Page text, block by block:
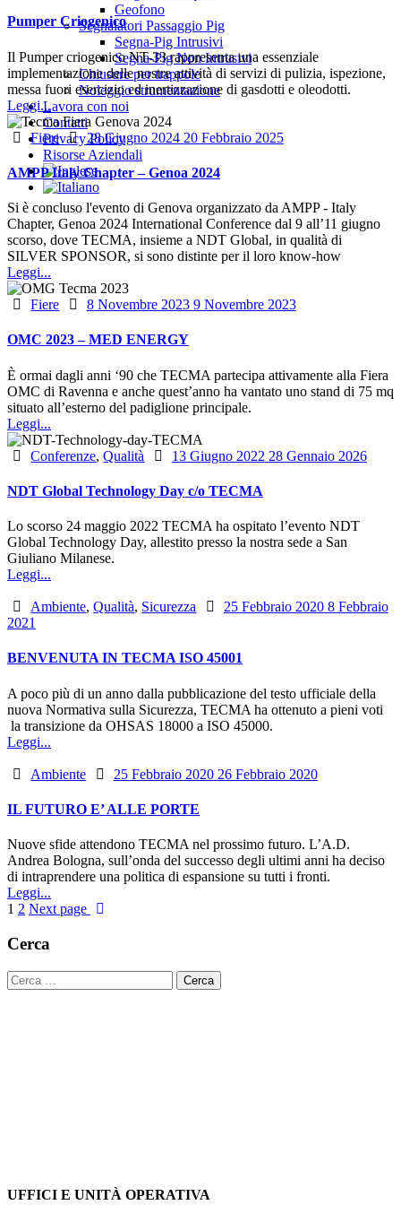
Geofono
Segnalatori Passaggio Pig
Segna-Pig Intrusivi
Segna-Pig Non Intrusivi
Chiusure per trappole
Noleggio strumentazione
Lavora con noi
Contatti
Privacy Policy
Risorse Aziendali
Pumper Criogenico
Il Pumper criogenico NT-33 rappresenta una essenziale
implementazione delle nostre attività di servizi di pulizia, ispezione,
messa fuori esercizio ed inertizzazione di gasdotti e oleodotti.
Leggi...
Categories
Fiere
Posted
on
28 Giugno 2024 20 Febbraio 2025
AMPP Italy Chapter – Genoa 2024
Si è concluso l'evento di Genova organizzato da AMPP - Italy
Chapter, Genoa 2024 International Conference dal 9 all’11 giugno
scorso, dove TECMA, insieme a NDT Global, in qualità di
SILVER SPONSOR, si sono distinte per il loro know-how
Leggi...
Categories
Fiere
Posted
8 Novembre 2023 9 Novembre 2023
OMC 2023 – MED ENERGY
È ormai dagli anni ‘90 che TECMA partecipa attivamente alla Fiera
OMC di Ravenna e anche quest’anno ha vantato uno stand di 75 mq
situato all’esterno del padiglione principale.
Leggi...
Categories
Conferenze,Qualità
Posted
13 Giugno 2022 28 Gennaio 2026
NDT Global Technology Day c/o TECMA
Lo scorso 24 maggio 2022 TECMA ha ospitato l’evento NDT
Global Technology Day, allestito presso la nostra sede a San
Giuliano Milanese.
Leggi...
Categories
Ambiente,Qualità, Sicurezza
Posted
25 Febbraio 2020 8 Febbraio
2021
BENVENUTA IN TECMA ISO 45001
A poco più di un anno dalla pubblicazione del testo ufficiale della
nuova Normativa sulla Sicurezza, TECMA ha ottenuto a pieni voti
la transizione da OHSAS 18000 a ISO 45000.
Leggi...
Categories
Ambiente
Posted
25 Febbraio 2020 26 Febbraio 2020
IL FUTURO E’ ALLE PORTE
Nuove sfide attendono TECMA nel prossimo futuro. L’A.D.
Andrea Bologna, sull’onda del successo degli ultimi anni ha deciso
di intraprendere una politica di espansione su tutti i fronti.
Leggi...
1 2 Next page
Cerca
Ricerca
per:
UFFICI E UNITÀ OPERATIVA